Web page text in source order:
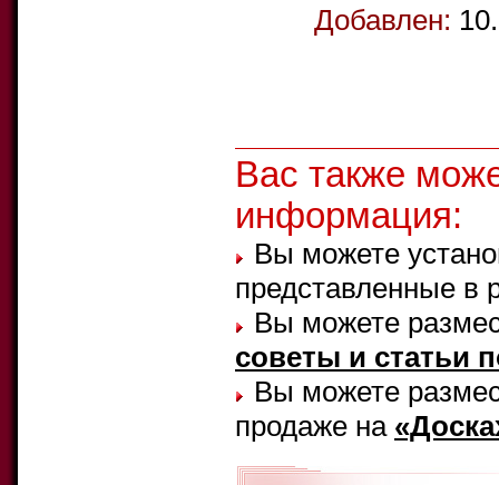
Добавлен:
Вас также
информация:
Вы можете
представленные в
Вы можете
советы и статьи
Вы можете
продаже на